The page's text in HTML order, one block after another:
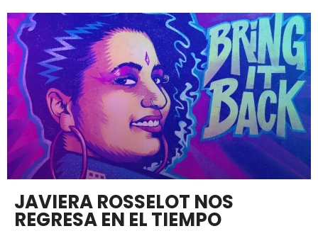
JAVIERA ROSSELOT NOS
REGRESA EN EL TIEMPO